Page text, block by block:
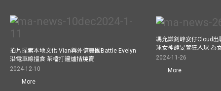
拍片探索本地文化 Vian與外傭舞團Battle Evelyn
沿電車線搵食 茶檔打邊爐拮燒賣
2024-12-10
More
馮允謙釗峰安仔Cloud
球女神譚旻萱狂入球 為
2024-11-26
More